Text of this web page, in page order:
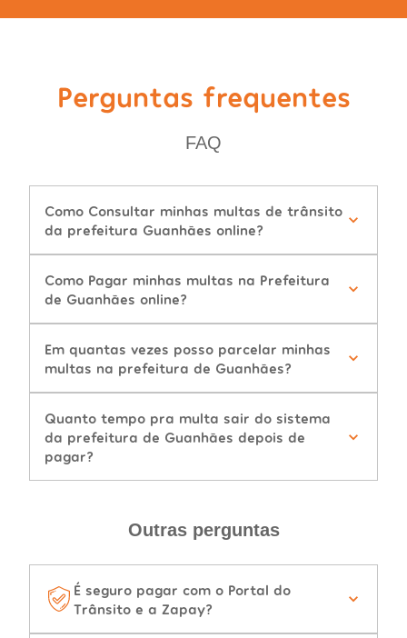
Perguntas frequentes
FAQ
Como Consultar minhas multas de trânsito
da prefeitura Guanhães online?
Como Pagar minhas multas na Prefeitura
de Guanhães online?
Em quantas vezes posso parcelar minhas
multas na prefeitura de Guanhães?
Quanto tempo pra multa sair do sistema
da prefeitura de Guanhães depois de
pagar?
Outras perguntas
É seguro pagar com o Portal do
Trânsito e a Zapay?